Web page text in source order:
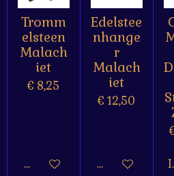
Tromm
elsteen
Malach
iet
€ 8,25
Houd mij op de hoogte
Edelstee
nhange
r
Malach
iet
€ 12,50
Bekijk details